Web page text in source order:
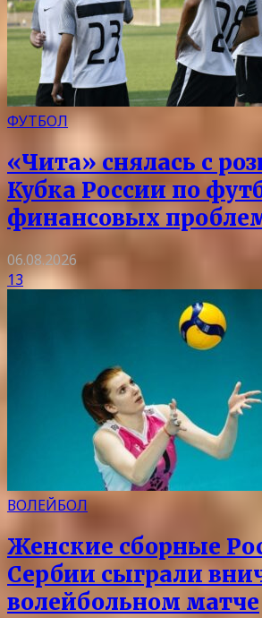
ФУТБОЛ
«Чита» снялась с
Кубка России по
финансовых
06.08.2026
13
ВОЛЕЙБОЛ
Женские сборные
Сербии сыграли
волейбольном матче